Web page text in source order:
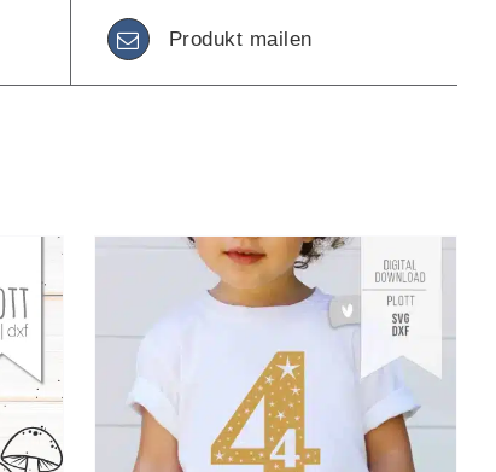
Produkt mailen
/